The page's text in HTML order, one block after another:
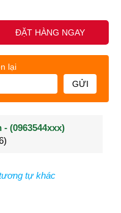
ĐẶT HÀNG NGAY
lại
GỬI
(0963544xxx)
- (0902021xxx)
tự khác